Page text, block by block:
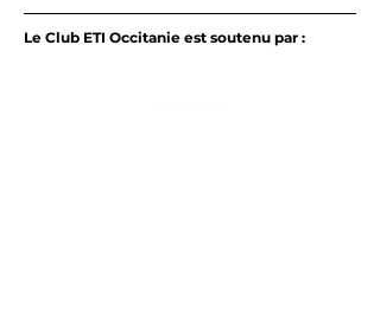
Le Club ETI Occitanie est soutenu par :